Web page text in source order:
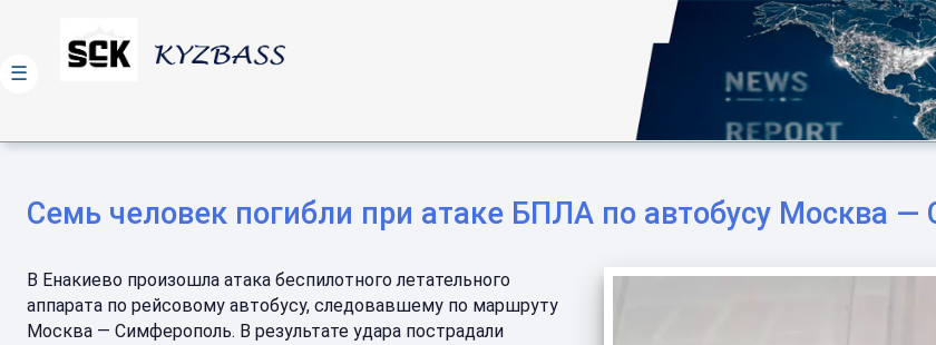
Семь человек погибли при атаке БПЛА по автобусу Москва
В Енакиево произошла атака беспилотного летательного
аппарата по рейсовому автобусу, следовавшему по маршруту
Москва — Симферополь. В результате удара пострадали
☰